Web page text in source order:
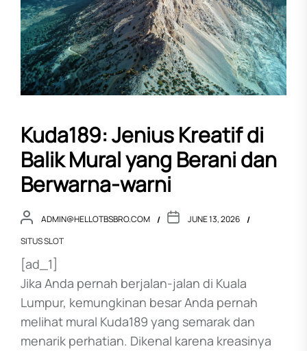
Kuda189: Jenius Kreatif di
Balik Mural yang Berani dan
Berwarna-warni
ADMIN@HELLOTBSBRO.COM
JUNE 13, 2026
SITUS SLOT
[ad_1]
Jika Anda pernah berjalan-jalan di Kuala
Lumpur, kemungkinan besar Anda pernah
melihat mural Kuda189 yang semarak dan
menarik perhatian. Dikenal karena kreasinya